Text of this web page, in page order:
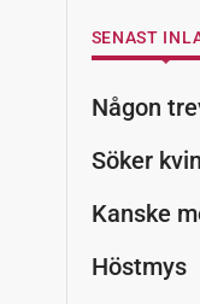
SENAST
Någon
Söker
Kanske
Höstmys